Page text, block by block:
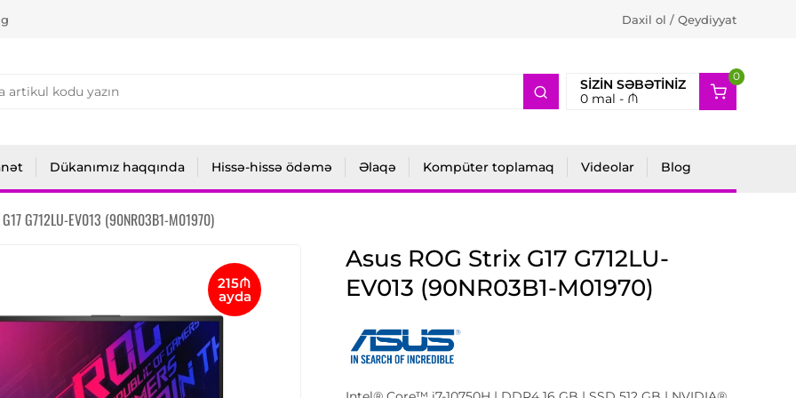
Daxil ol / Qeydiyyat
SIZIN SƏBƏTINIZ
0mal - ₼
0
2
Dükanımız haqqında Hissə-hissə ödəmə Əlaqə Kompüter toplamaq Videolar Blog
G712LU-EV013 (90NR03B1-M01970)
215₼
ayda
Asus ROG Strix G17 G712LU-
EV013 (90NR03B1-M01970)